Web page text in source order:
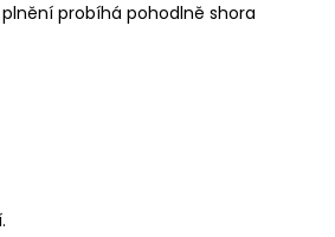
plnění probíhá pohodlně shora